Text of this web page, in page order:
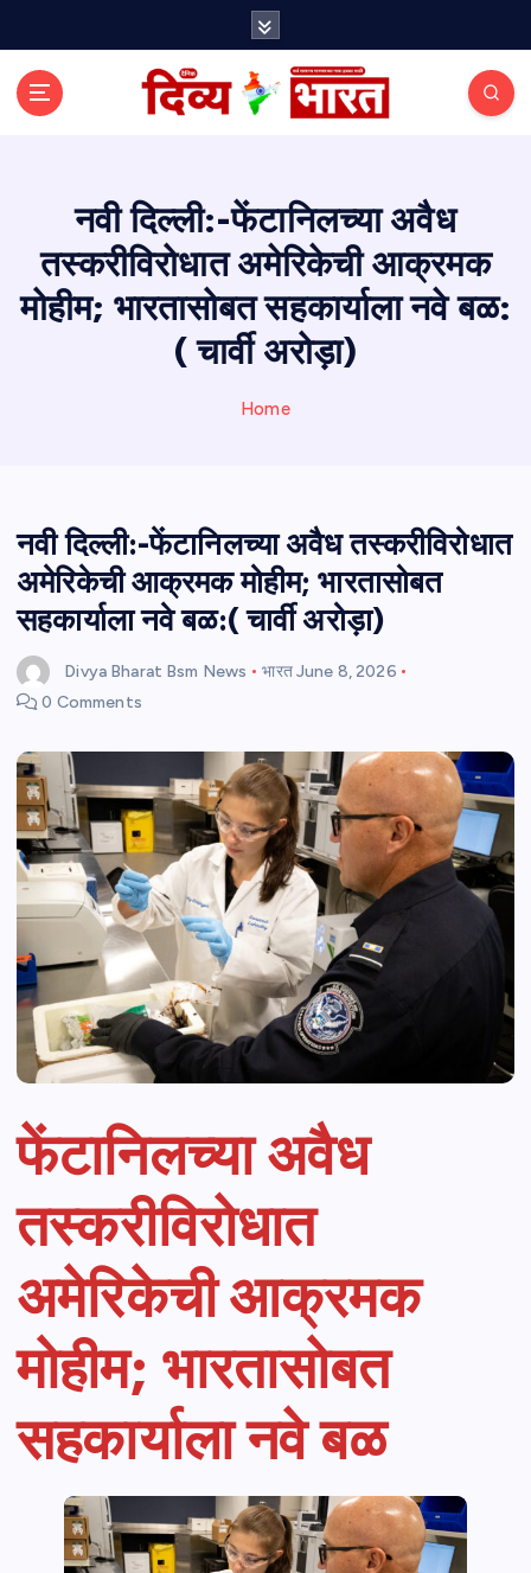
नवी दिल्ली:-फेंटानिलच्या अवैध
तस्करीविरोधात अमेरिकेची आक्रमक
मोहीम; भारतासोबत सहकार्याला नवे बळ:
( चार्वी अरोड़ा)
Home
नवी दिल्ली:-फेंटानिलच्या अवैध तस्करीविरोधात
अमेरिकेची आक्रमक मोहीम; भारतासोबत
सहकार्याला नवे बळ:( चार्वी अरोड़ा)
Divya Bharat Bsm News भारतJune 8, 2026
0 Comments
फेंटानिलच्या अवैध
तस्करीविरोधात
अमेरिकेची आक्रमक
मोहीम; भारतासोबत
सहकार्याला नवे बळ